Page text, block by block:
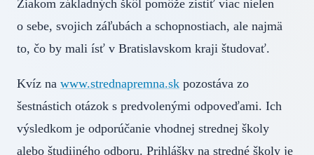
Žiakom základných škôl pomôže zistiť viac nielen
o sebe, svojich záľubách a schopnostiach, ale najmä
to, čo by mali ísť v Bratislavskom kraji študovať.
Kvíz na www.strednapremna.sk pozostáva zo
šestnástich otázok s predvolenými odpoveďami. Ich
výsledkom je odporúčanie vhodnej strednej školy
alebo študijného odboru. Prihlášky na stredné školy je